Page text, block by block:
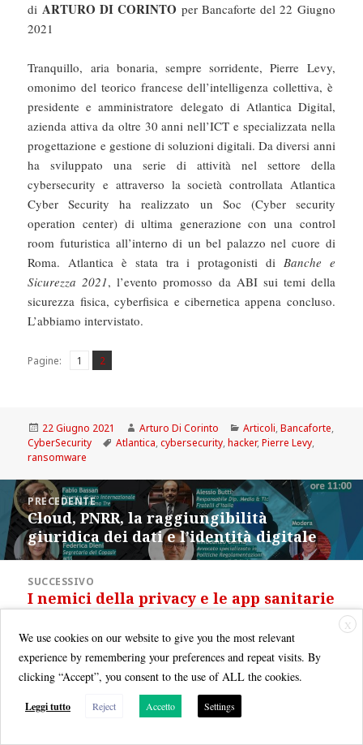
di ARTURO DI CORINTO per Bancaforte del 22 Giugno
2021
Tranquillo, aria bonaria, sempre sorridente, Pierre Levy,
omonimo del teorico francese dell’intelligenza collettiva, è
presidente e amministratore delegato di Atlantica Digital,
azienda attiva da oltre 30 anni nell’ICT e specializzata nella
progettazione e gestione di soluzioni digitali. Da diversi anni
ha sviluppato una serie di attività nel settore della
cybersecurity e attraverso la società controllata Atlantica
Cyber Security ha realizzato un Soc (Cyber security
operation center) di ultima generazione con una control
room futuristica all’interno di un bel palazzo nel cuore di
Roma. Atlantica è stata tra i protagonisti di Banche e
Sicurezza 2021, l’evento promosso da ABI sui temi della
sicurezza fisica, cyberfisica e cibernetica appena concluso.
L’abbiamo intervistato.
Pagine: Pagina
1 ,
Pagina
2
Scritto
il
22 Giugno 2021 Autore
Arturo Di Corinto Categorie
Articoli,Bancaforte,
CyberSecurity
Tag
Atlantica,cybersecurity,hacker,Pierre Levy,
ransomware
Navigazione
articoliPRECEDENTE
Articolo
precedente:
Cloud, PNRR, la raggiungibilità
giuridica dei dati e l’identità digitale
SUCCESSIVO
Articolo
I nemici della privacy e le app sanitarie
X
We use cookies on our website to give you the most relevant
experience by remembering your preferences and repeat visits. By
clicking “Accept”, you consent to the use of ALL the cookies.
Leggi tutto Reject Accetto Settings